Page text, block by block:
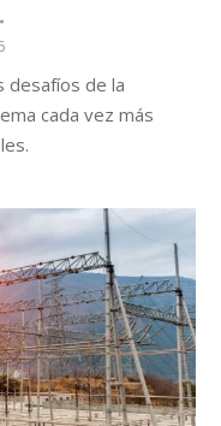
desafíos de la
cada vez más